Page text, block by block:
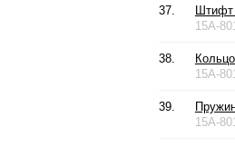
37.
Штифт
15A-
38.
15A-
39.
15A-